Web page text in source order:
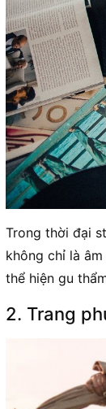
Trong thời đại
không chỉ là
thể hiện gu
2. Trang